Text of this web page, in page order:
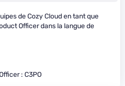
de Cozy Cloud en tant que
Officer dans la langue de
: C3PO